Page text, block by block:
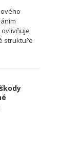
struktuře